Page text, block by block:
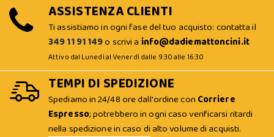
ASSISTENZA CLIENTI
Ti assistiamo in ogni fase del tuo acquisto: contatta il
349 11 91 149o scrivi a info@dadiemattoncini.it
Attivo dal Lunedì al Venerdì dalle 9:30 alle 16:30
TEMPI DI SPEDIZIONE
Spediamo in 24/48 ore dall'ordine con Corriere
Espresso; potrebbero in ogni caso verificarsi ritardi
nella spedizione in caso di alto volume di acquisti.